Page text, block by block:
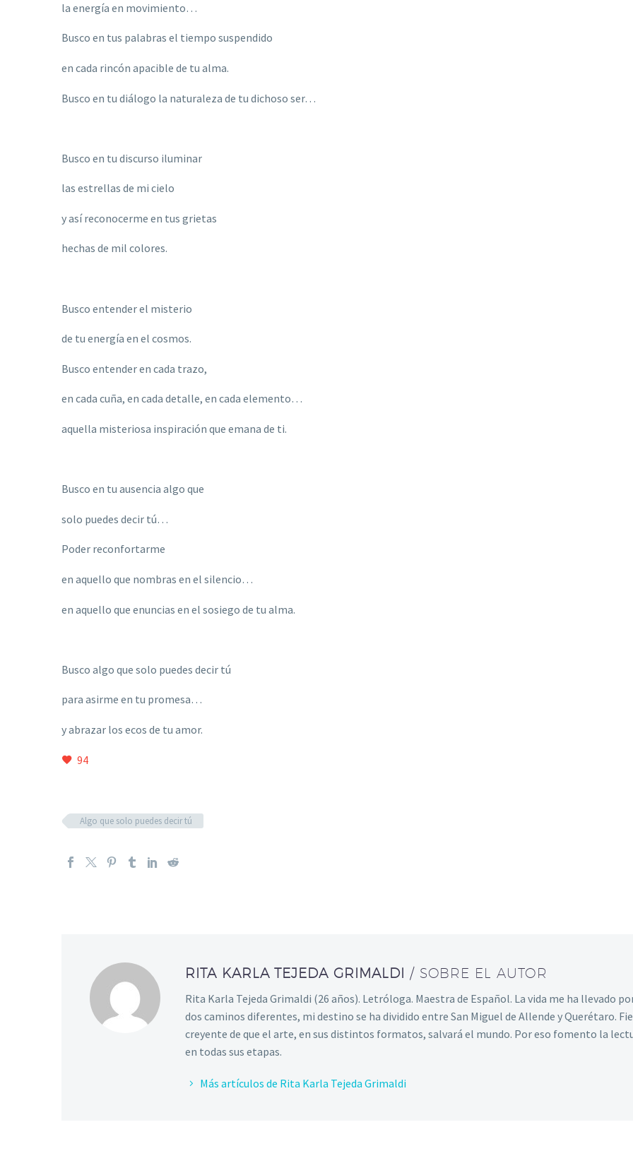
la energía en movimiento…
Busco en tus palabras el tiempo suspendido
en cada rincón apacible de tu alma.
Busco en tu diálogo la naturaleza de tu dichoso ser…
Busco en tu discurso iluminar
las estrellas de mi cielo
y así reconocerme en tus grietas
hechas de mil colores.
Busco entender el misterio
de tu energía en el cosmos.
Busco entender en cada trazo,
en cada cuña, en cada detalle, en cada elemento…
aquella misteriosa inspiración que emana de ti.
Busco en tu ausencia algo que
solo puedes decir tú…
Poder reconfortarme
en aquello que nombras en el silencio…
en aquello que enuncias en el sosiego de tu alma.
Busco algo que solo puedes decir tú
para asirme en tu promesa…
y abrazar los ecos de tu amor.
94
Algo que solo puedes decir tú
RITA KARLA TEJEDA GRIMALDI / SOBRE EL AUTOR
Rita Karla Tejeda Grimaldi (26 años). Letróloga. Maestra de Español. La vida me ha llevado
dos caminos diferentes, mi destino se ha dividido entre San Miguel de Allende y Querétaro.
creyente de que el arte, en sus distintos formatos, salvará el mundo. Por eso fomento la
en todas sus etapas.
Más artículos de Rita Karla Tejeda Grimaldi